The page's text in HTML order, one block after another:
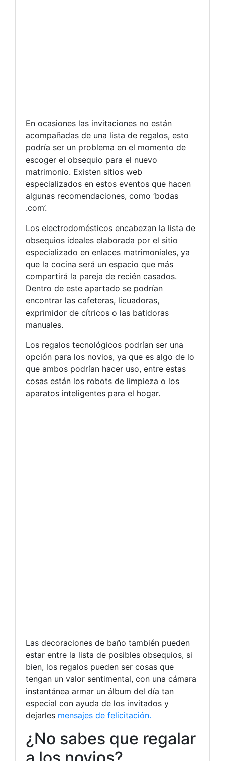
En ocasiones las invitaciones no están
acompañadas de una lista de regalos, esto
podría ser un problema en el momento de
escoger el obsequio para el nuevo
matrimonio. Existen sitios web
especializados en estos eventos que hacen
algunas recomendaciones, como ‘bodas
.com’.
Los electrodomésticos encabezan la lista de
obsequios ideales elaborada por el sitio
especializado en enlaces matrimoniales, ya
que la cocina será un espacio que más
compartirá la pareja de recién casados.
Dentro de este apartado se podrían
encontrar las cafeteras, licuadoras,
exprimidor de cítricos o las batidoras
manuales.
Los regalos tecnológicos podrían ser una
opción para los novios, ya que es algo de lo
que ambos podrían hacer uso, entre estas
cosas están los robots de limpieza o los
aparatos inteligentes para el hogar.
Las decoraciones de baño también pueden
estar entre la lista de posibles obsequios, si
bien, los regalos pueden ser cosas que
tengan un valor sentimental, con una cámara
instantánea armar un álbum del día tan
especial con ayuda de los invitados y
dejarles mensajes de felicitación.
¿No sabes que regalar